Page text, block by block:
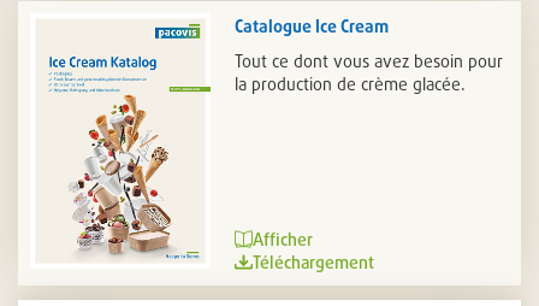
Catalogue Ice Cream
Tout ce dont vous avez besoin pour
la production de crème glacée.
Afficher
Téléchargement